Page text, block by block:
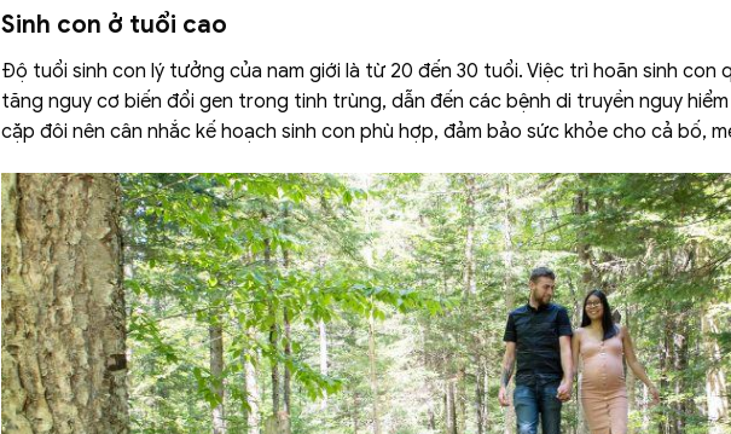
Sinh con ở tuổi cao
Độ tuổi sinh con lý tưởng của nam giới là từ 20 đến 30 tuổi. Việc trì hoãn sinh con
tăng nguy cơ biến đổi gen trong tinh trùng, dẫn đến các bệnh di truyền nguy hiểm
cặp đôi nên cân nhắc kế hoạch sinh con phù hợp, đảm bảo sức khỏe cho cả bố,